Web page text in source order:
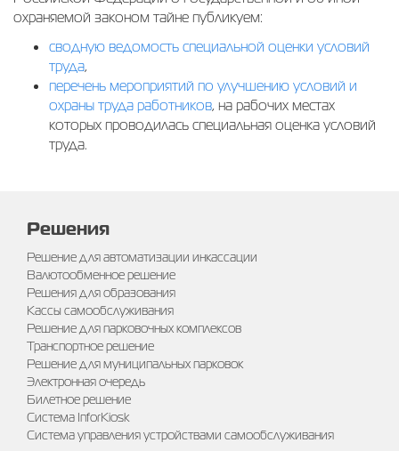
охраняемой законом тайне публикуем:
сводную ведомость специальной оценки условий
труда,
перечень мероприятий по улучшению условий и
охраны труда работников, на рабочих местах
которых проводилась специальная оценка условий
труда.
Решения
Решение для автоматизации инкассации
Валютообменное решение
Решения для образования
Кассы самообслуживания
Решение для парковочных комплексов
Транспортное решение
Решение для муниципальных парковок
Электронная очередь
Билетное решение
Система InforKiosk
Система управления устройствами самообслуживания